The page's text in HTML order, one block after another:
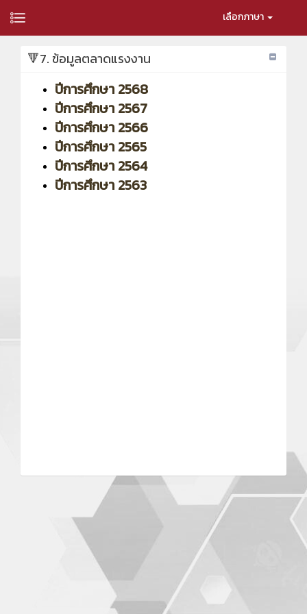
เลือกภาษา
🔻7. ข้อมูลตลาดแรงงาน
ปีการศึกษา 2568
ปีการศึกษา 2567
ปีการศึกษา 2566
ปีการศึกษา 2565
ปีการศึกษา 2564
ปีการศึกษา 2563